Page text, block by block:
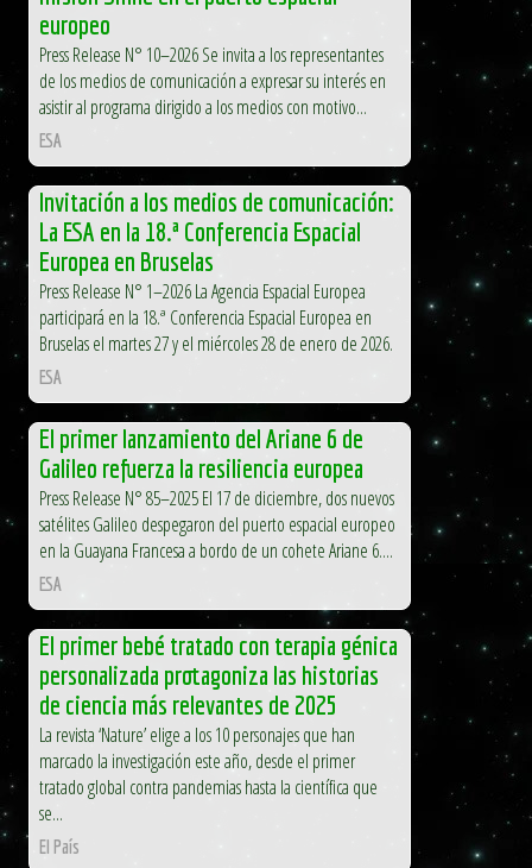
europeo
Press Release N° 10–2026 Se invita a los representantes
de los medios de comunicación a expresar su interés en
asistir al programa dirigido a los medios con motivo...
ESA
Invitación a los medios de comunicación:
La ESA en la 18.ª Conferencia Espacial
Europea en Bruselas
Press Release N° 1–2026 La Agencia Espacial Europea
participará en la 18.ª Conferencia Espacial Europea en
Bruselas el martes 27 y el miércoles 28 de enero de 2026.
ESA
El primer lanzamiento del Ariane 6 de
Galileo refuerza la resiliencia europea
Press Release N° 85–2025 El 17 de diciembre, dos nuevos
satélites Galileo despegaron del puerto espacial europeo
en la Guayana Francesa a bordo de un cohete Ariane 6....
ESA
El primer bebé tratado con terapia génica
personalizada protagoniza las historias
de ciencia más relevantes de 2025
La revista ‘Nature’ elige a los 10 personajes que han
marcado la investigación este año, desde el primer
tratado global contra pandemias hasta la científica que
se...
El País